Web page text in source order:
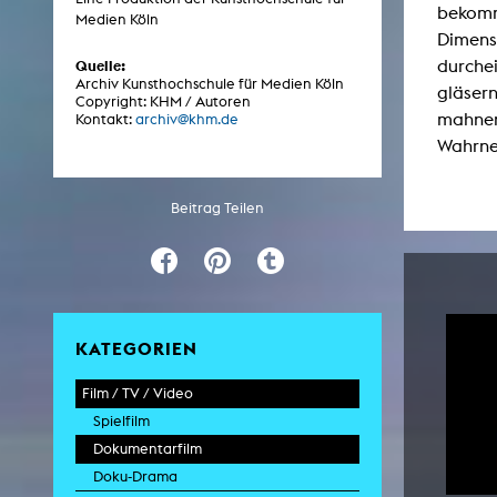
Medien Köln
Quelle:
Archiv Kunsthochschule für Medien Köln
Copyright: KHM / Autoren
Kontakt: archiv@khm.de
Beitrag Teilen
KATEGORIEN
Film / TV / Video
Spielfilm
Dokumentarfilm
Doku-Drama
Künstlerische Arbeiten Studierende
Veranstaltungen / Mitschnitte
Schreiben, was kommt
25 Jahre KHM / Studiogespräche